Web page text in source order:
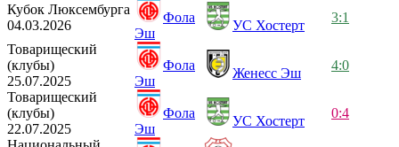
Кубок Люксембурга
04.03.2026
Фола
Эш
УС Хостерт
3:1
Товарищеский
(клубы)
25.07.2025
Фола
Эш
Женесс Эш
4:0
Товарищеский
(клубы)
22.07.2025
Фола
Эш
УС Хостерт
0:4